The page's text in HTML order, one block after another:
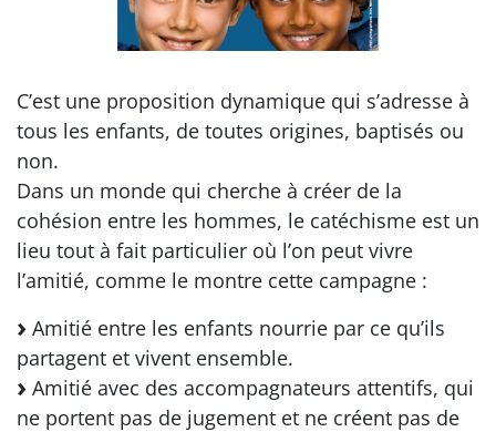
C’est une proposition dynamique qui s’adresse à
tous les enfants, de toutes origines, baptisés ou
non.
Dans un monde qui cherche à créer de la
cohésion entre les hommes, le catéchisme est un
lieu tout à fait particulier où l’on peut vivre
l’amitié, comme le montre cette campagne :
Amitié entre les enfants nourrie par ce qu’ils
partagent et vivent ensemble.
Amitié avec des accompagnateurs attentifs, qui
ne portent pas de jugement et ne créent pas de